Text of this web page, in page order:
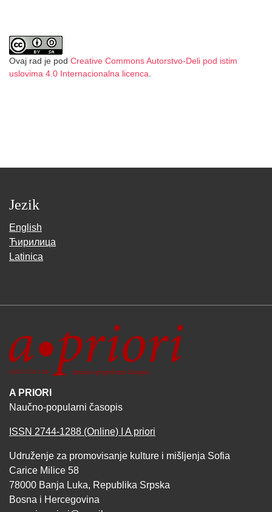
Ovaj rad je pod Creative Commons Autorstvo-Deli pod istim
uslovima 4.0 Internacionalna licenca.
Jezik
English
Ћирилица
Latinica
A PRIORI
Naučno-popularni časopis
ISSN 2744-1288 (Online) I A priori
Udruženje za promovisanje kulture i mišljenja Sofia
Carice Milice 58
78000 Banja Luka, Republika Srpska
Bosna i Hercegovina